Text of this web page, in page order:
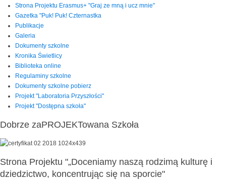
Strona Projektu Erasmus+ "Graj ze mną i ucz mnie"
Gazetka "Puk! Puk! Czternastka
Publikacje
Galeria
Dokumenty szkolne
Kronika Świetlicy
Biblioteka online
Regulaminy szkolne
Dokumenty szkolne pobierz
Projekt "Laboratoria Przyszłości"
Projekt "Dostępna szkoła"
Dobrze zaPROJEKTowana Szkoła
Strona Projektu "„Doceniamy naszą rodzimą kulturę i
dziedzictwo, koncentrując się na sporcie"